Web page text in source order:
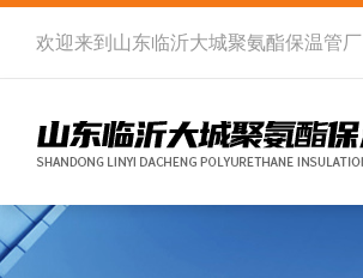
欢迎来到 山东临沂大城聚氨酯保温管厂